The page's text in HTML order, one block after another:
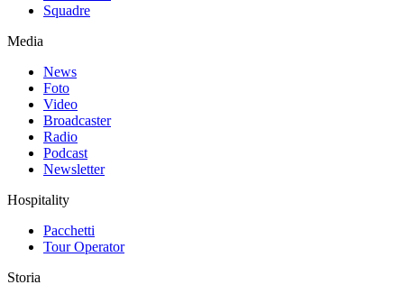
Squadre
Media
News
Foto
Video
Broadcaster
Radio
Podcast
Newsletter
Hospitality
Pacchetti
Tour Operator
Storia